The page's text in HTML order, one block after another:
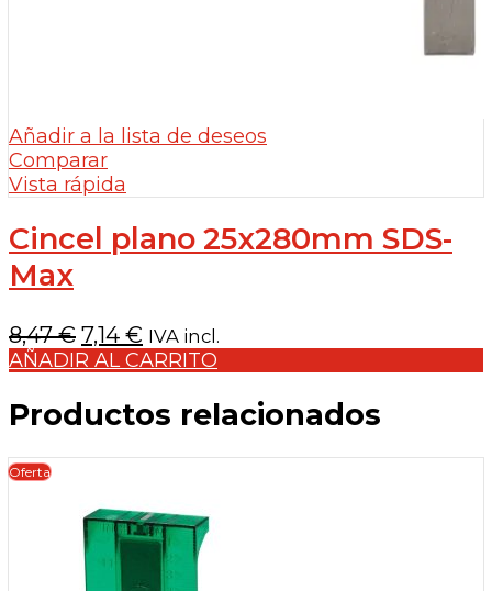
Añadir a la lista de deseos
Comparar
Vista rápida
Cincel plano 25x280mm SDS-
Max
8,47€ El
precio
era:
7,14 € El
precio
es:
IVA incl.
AÑADIR AL CARRITO
Productos relacionados
Oferta